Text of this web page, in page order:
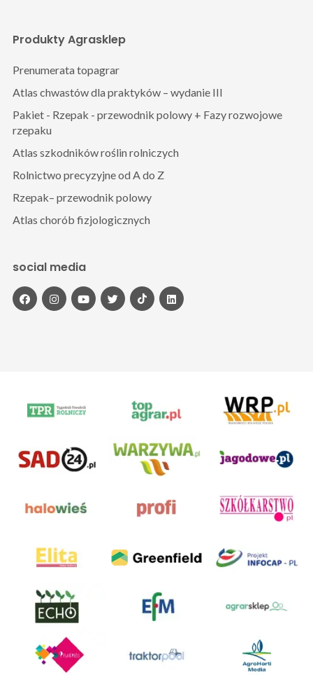
Produkty Agrasklep
Prenumerata topagrar
Atlas chwastów dla praktyków – wydanie III
Pakiet - Rzepak - przewodnik polowy + Fazy rozwojowe
rzepaku
Atlas szkodników roślin rolniczych
Rolnictwo precyzyjne od A do Z
Rzepak– przewodnik polowy
Atlas chorób fizjologicznych
social media